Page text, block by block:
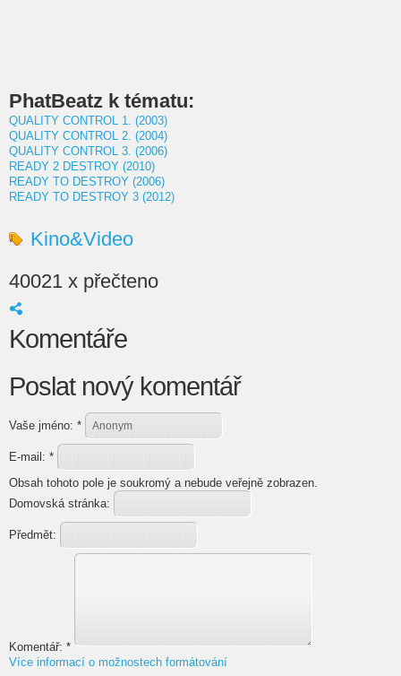
PhatBeatz k tématu:
QUALITY CONTROL 1. (2003)
QUALITY CONTROL 2. (2004)
QUALITY CONTROL 3. (2006)
READY 2 DESTROY (2010)
READY TO DESTROY (2006)
READY TO DESTROY 3 (2012)
Kino&Video
40021 x přečteno
Komentáře
Poslat nový komentář
Vaše jméno: *
E-mail: *
Obsah tohoto pole je soukromý a nebude veřejně zobrazen.
Domovská stránka:
Předmět:
Komentář: *
Více informací o možnostech formátování